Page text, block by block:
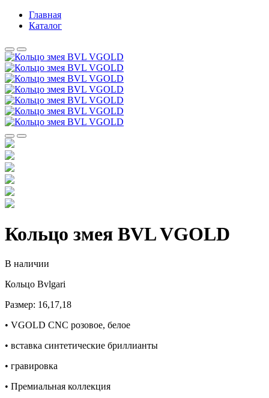
Главная
Каталог
Кольцо змея BVL VGOLD
В наличии
Кольцо Bvlgari
Размер: 16,17,18
• VGOLD CNC розовое, белое
• вставка синтетические бриллианты
• гравировка
• Премиальная коллекция